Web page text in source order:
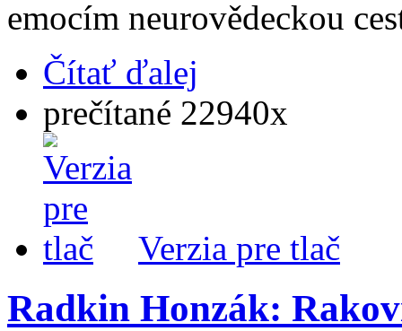
emocím neurovědeckou
Čítať ďalej
prečítané 22940x
Verzia pre tlač
Radkin Honzák: